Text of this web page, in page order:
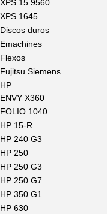
XPS 15 9560
XPS 1645
Discos duros
Emachines
Flexos
Fujitsu Siemens
HP
ENVY X360
FOLIO 1040
HP 15-R
HP 240 G3
HP 250
HP 250 G3
HP 250 G7
HP 350 G1
HP 630